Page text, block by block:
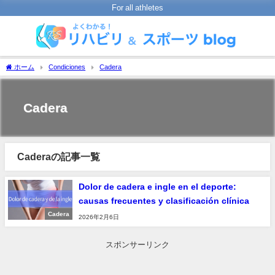
For all athletes
ホーム Condiciones Cadera
Cadera
Caderaの記事一覧
Cadera
Dolor de cadera e ingle en el deporte:
causas frecuentes y clasificación clínica
2026年2月6日
スポンサーリンク